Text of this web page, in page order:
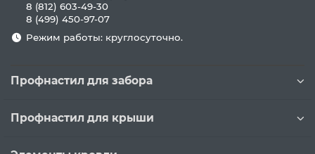
8 (812) 603-49-30
8 (499) 450-97-07
Режим работы: круглосуточно.
Профнастил для забора
Профнастил для крыши